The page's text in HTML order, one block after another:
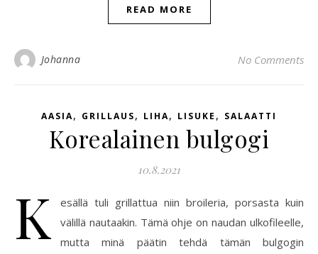
READ MORE
Johanna No Comments
AASIA, GRILLAUS, LIHA, LISUKE , SALAATTI
Korealainen bulgogi
10.8.2021
K
esällä tuli grillattua niin broileria, porsasta kuin
välillä nautaakin. Tämä ohje on naudan ulkofileelle,
mutta minä päätin tehdä tämän bulgogin